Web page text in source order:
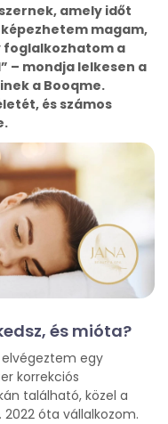
amely időt
magam,
a
– mondja lelkesen a
a Booqme.
és számos
és mióta?
egy
korrekciós
található, közel a
óta vállalkozom.